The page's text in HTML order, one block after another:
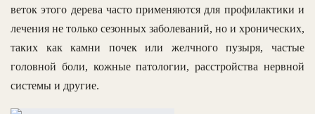
веток этого дерева часто применяются для профилактики и
лечения не только сезонных заболеваний, но и хронических,
таких как камни почек или желчного пузыря, частые
головной боли, кожные патологии, расстройства нервной
системы и другие.